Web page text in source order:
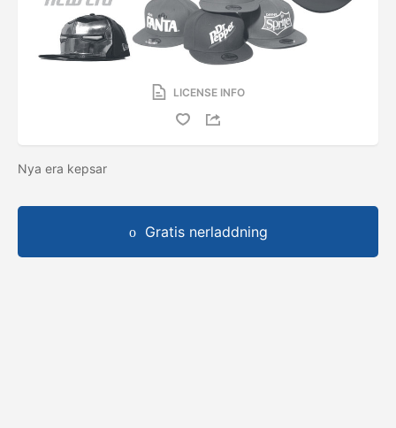
LICENSE INFO
Nya era kepsar
Gratis nerladdning